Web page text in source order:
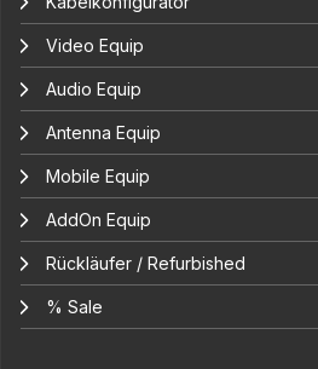
Video Equip
Audio Equip
Antenna Equip
Mobile Equip
AddOn Equip
Rückläufer / Refurbished
% Sale